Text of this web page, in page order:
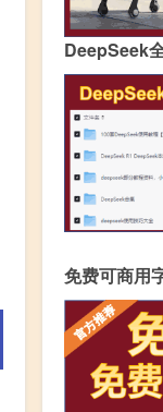
DeepSeek
免费可商用